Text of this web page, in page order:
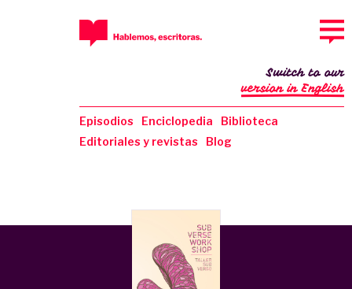
Episodios Enciclopedia
Biblioteca
Editoriales y revistas
Blog
Switch to our
version in English